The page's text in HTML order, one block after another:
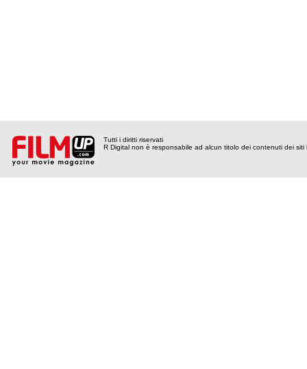
Tutti i diritti riservati
R Digital non è responsabile ad alcun titolo dei contenuti dei siti